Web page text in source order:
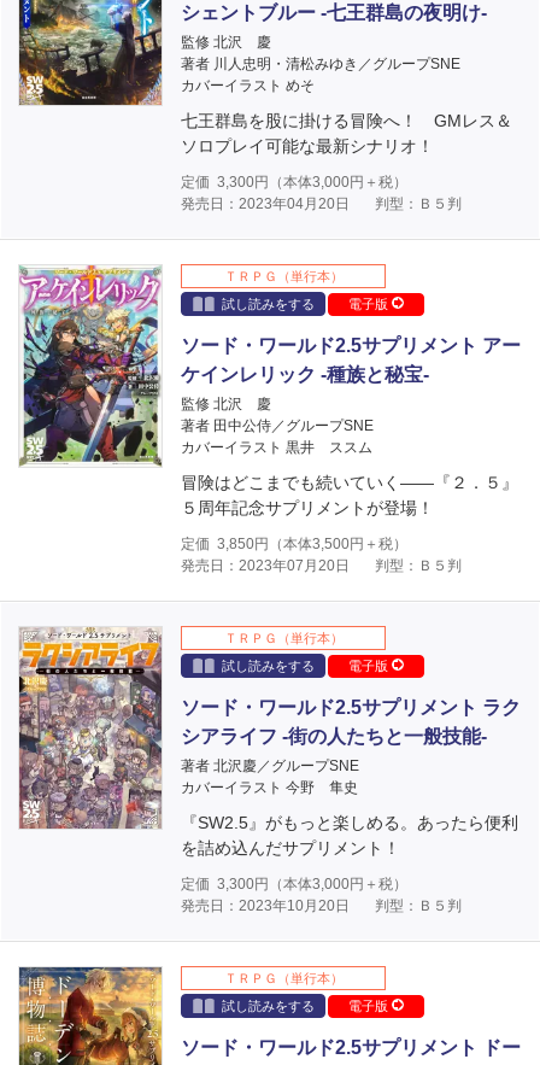
シェントブルー ‐七王群島の夜明け‐
監修 北沢 慶
著者 川人忠明・清松みゆき／グループSNE
カバーイラスト めそ
七王群島を股に掛ける冒険へ！ GMレス＆
ソロプレイ可能な最新シナリオ！
定価 3,300円（本体3,000円＋税）
発売日：2023年04月20日
判型：Ｂ５判
ＴＲＰＧ（単行本）
試し読みをする
電子版
ソード・ワールド2.5サプリメント アー
ケインレリック ‐種族と秘宝‐
監修 北沢 慶
著者 田中公侍／グループSNE
カバーイラスト 黒井 ススム
冒険はどこまでも続いていく――『２．５』
５周年記念サプリメントが登場！
定価 3,850円（本体3,500円＋税）
発売日：2023年07月20日
判型：Ｂ５判
ＴＲＰＧ（単行本）
試し読みをする
電子版
ソード・ワールド2.5サプリメント ラク
シアライフ ‐街の人たちと一般技能‐
著者 北沢慶／グループSNE
カバーイラスト 今野 隼史
『SW2.5』がもっと楽しめる。あったら便利
を詰め込んだサプリメント！
定価 3,300円（本体3,000円＋税）
発売日：2023年10月20日
判型：Ｂ５判
ＴＲＰＧ（単行本）
試し読みをする
電子版
ソード・ワールド2.5サプリメント ドー